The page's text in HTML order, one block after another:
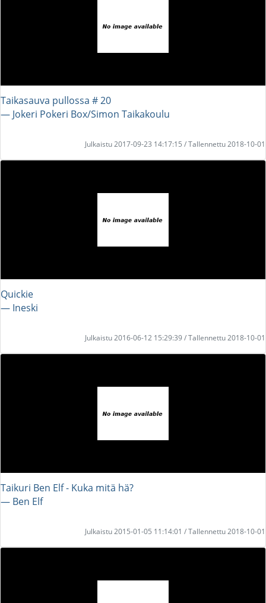
Taikasauva pullossa # 20
― Jokeri Pokeri Box/Simon Taikakoulu
Julkaistu 2017-09-23 14:17:15 / Tallennettu 2018-10-01
Quickie
― Ineski
Julkaistu 2016-06-12 15:29:39 / Tallennettu 2018-10-01
Taikuri Ben Elf - Kuka mitä hä?
― Ben Elf
Julkaistu 2015-01-05 11:14:01 / Tallennettu 2018-10-01